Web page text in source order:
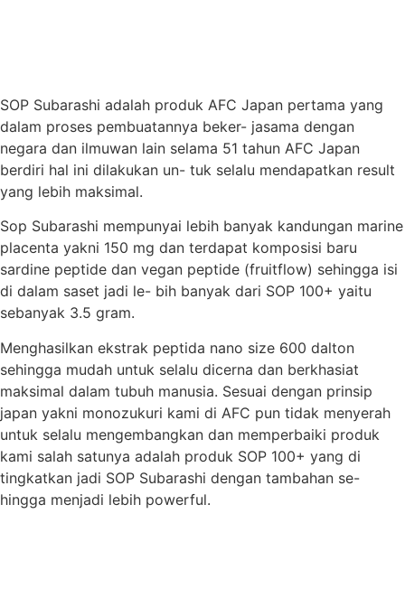
SOP Subarashi adalah produk AFC Japan pertama yang
dalam proses pembuatannya beker- jasama dengan
negara dan ilmuwan lain selama 51 tahun AFC Japan
berdiri hal ini dilakukan un- tuk selalu mendapatkan result
yang lebih maksimal.
Sop Subarashi mempunyai lebih banyak kandungan marine
placenta yakni 150 mg dan terdapat komposisi baru
sardine peptide dan vegan peptide (fruitflow) sehingga isi
di dalam saset jadi le- bih banyak dari SOP 100+ yaitu
sebanyak 3.5 gram.
Menghasilkan ekstrak peptida nano size 600 dalton
sehingga mudah untuk selalu dicerna dan berkhasiat
maksimal dalam tubuh manusia. Sesuai dengan prinsip
japan yakni monozukuri kami di AFC pun tidak menyerah
untuk selalu mengembangkan dan memperbaiki produk
kami salah satunya adalah produk SOP 100+ yang di
tingkatkan jadi SOP Subarashi dengan tambahan se-
hingga menjadi lebih powerful.